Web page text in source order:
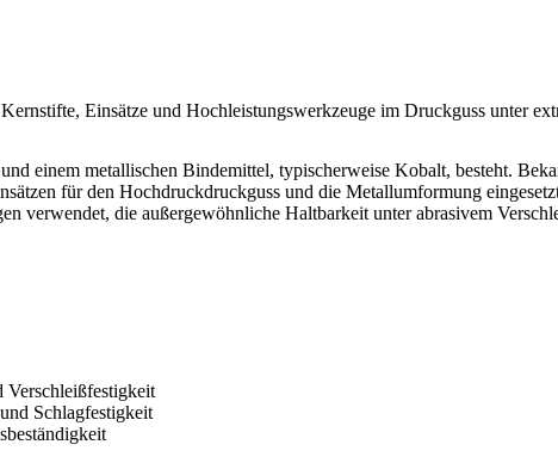
Einsätze und Hochleistungswerkzeuge im Druckguss unter
einem metallischen Bindemittel, typischerweise Kobalt, besteht.
für den Hochdruckdruckguss und die Metallumformung
verwendet, die außergewöhnliche Haltbarkeit unter abrasivem
Verschleißfestigkeit
Schlagfestigkeit